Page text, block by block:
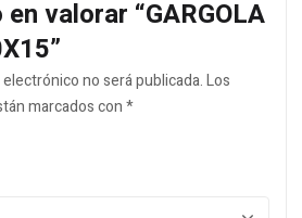
valorar “GARGOLA
no será publicada.Los
marcados con*